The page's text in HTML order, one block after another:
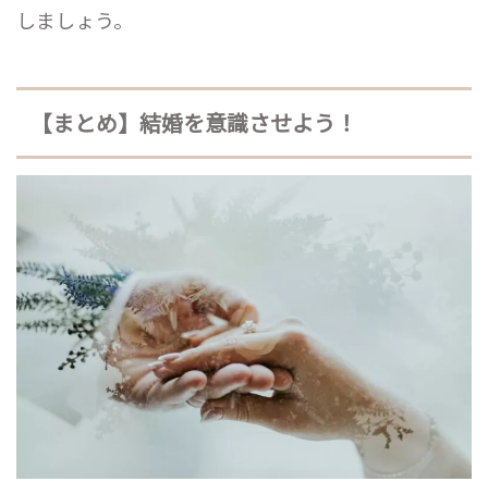
しましょう。
【まとめ】結婚を意識させよう！